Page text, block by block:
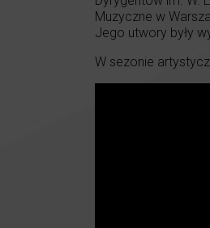
Muzyczne w
Jego utwory były
W sezonie